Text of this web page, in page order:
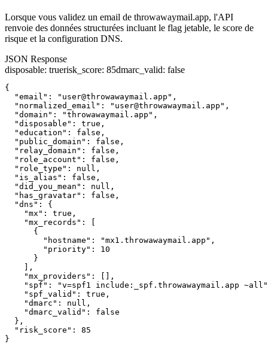
Lorsque vous validez un email de throwawaymail.app, l'API
renvoie des données structurées incluant le flag jetable, le score de
risque et la configuration DNS.
JSON Response
disposable: truerisk_score: 85dmarc_valid: false
{
  "email": "user@throwawaymail.app",
  "normalized_email": "user@throwawaymail.app",
  "domain": "throwawaymail.app",
  "disposable": true,
  "education": false,
  "public_domain": false,
  "relay_domain": false,
  "role_account": false,
  "role_type": null,
  "is_alias": false,
  "did_you_mean": null,
  "has_gravatar": false,
  "dns": {
    "mx": true,
    "mx_records": [
      {
        "hostname": "mx1.throwawaymail.app",
        "priority": 10
      }
    ],
    "mx_providers": [],
"spf": "v=spf1 include:_spf.throwawaymail.app
    "spf_valid": true,
    "dmarc": null,
    "dmarc_valid": false
  },
  "risk_score": 85
}